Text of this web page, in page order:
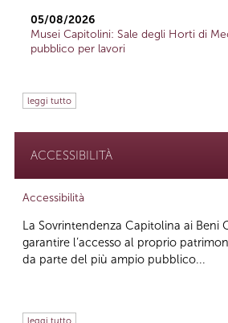
05/08/2026
Musei Capitolini: Sale degli Horti di
pubblico per lavori
leggi tutto
ACCESSIBILITÀ
Accessibilità
La Sovrintendenza Capitolina ai Beni
garantire l’accesso al proprio
da parte del più ampio pubblico...
leggi tutto